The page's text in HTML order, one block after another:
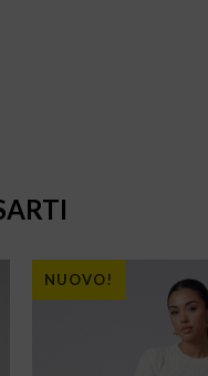
NUOVO!